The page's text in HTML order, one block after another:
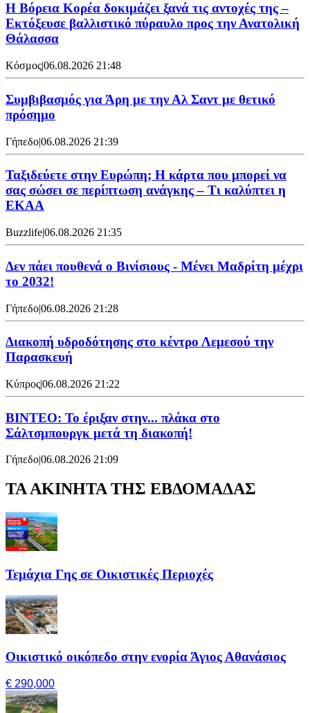
Η Βόρεια Κορέα δοκιμάζει ξανά τις αντοχές της –
Εκτόξευσε βαλλιστικό πύραυλο προς την Ανατολική
Θάλασσα
Κόσμος|06.08.2026 21:48
Συμβιβασμός για Άρη με την Αλ Σαντ με θετικό
πρόσημο
Γήπεδο|06.08.2026 21:39
Ταξιδεύετε στην Ευρώπη; Η κάρτα που μπορεί να
σας σώσει σε περίπτωση ανάγκης – Τι καλύπτει η
ΕΚΑΑ
Buzzlife|06.08.2026 21:35
Δεν πάει πουθενά ο Βινίσιους - Μένει Μαδρίτη μέχρι
το 2032!
Γήπεδο|06.08.2026 21:28
Διακοπή υδροδότησης στο κέντρο Λεμεσού την
Παρασκευή
Κύπρος|06.08.2026 21:22
ΒΙΝΤΕΟ: Το έριξαν στην... πλάκα στο
Σάλτσμπουργκ μετά τη διακοπή!
Γήπεδο|06.08.2026 21:09
ΤΑ ΑΚΙΝΗΤΑ ΤΗΣ ΕΒΔΟΜΑΔΑΣ
Τεμάχια Γης σε Οικιστικές Περιοχές
Οικιστικό οικόπεδο στην ενορία Άγιος Αθανάσιος
€ 290,000